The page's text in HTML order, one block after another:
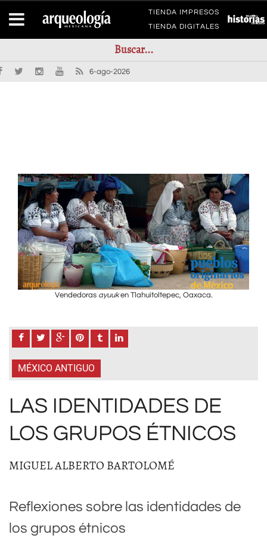
TIENDA IMPRESOS
TIENDA DIGITALES
6-ago-2026
Vendedoras ayuuken Tlahuitoltepec, Oaxaca.
MÉXICO ANTIGUO
LAS IDENTIDADES DE
LOS GRUPOS ÉTNICOS
MIGUEL ALBERTO BARTOLOMÉ
Reflexiones sobre las identidades de
los grupos étnicos